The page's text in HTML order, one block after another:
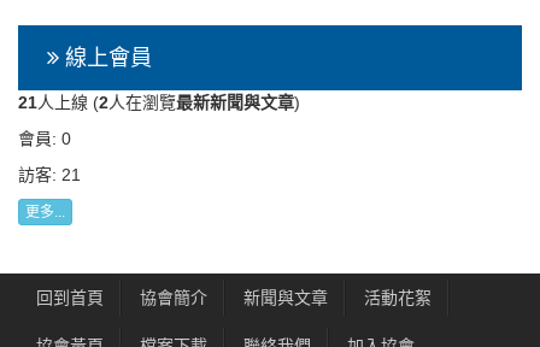
線上會員
21人上線 (2人在瀏覽最新新聞與文章)
會員: 0
訪客: 21
更多...
回到首頁 協會簡介 新聞與文章 活動花絮